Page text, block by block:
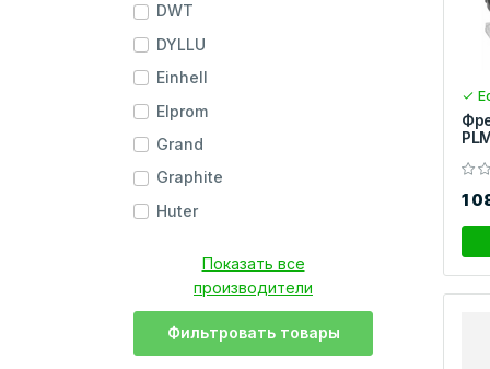
DWT
DYLLU
Einhell
Elprom
Grand
Graphite
Huter
Показать все
производители
Фильтровать товары
1